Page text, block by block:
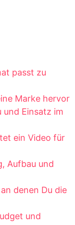
passt zu
Marke hervor
und Einsatz im
ein Video für
Aufbau und
denen Du die
und